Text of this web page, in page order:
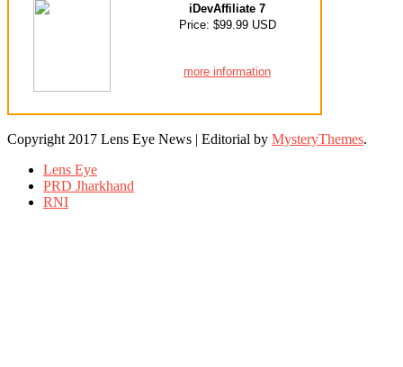
iDevAffiliate 7
Price: $99.99 USD
more information
Copyright 2017 Lens Eye News | Editorial by MysteryThemes.
Lens Eye
PRD Jharkhand
RNI